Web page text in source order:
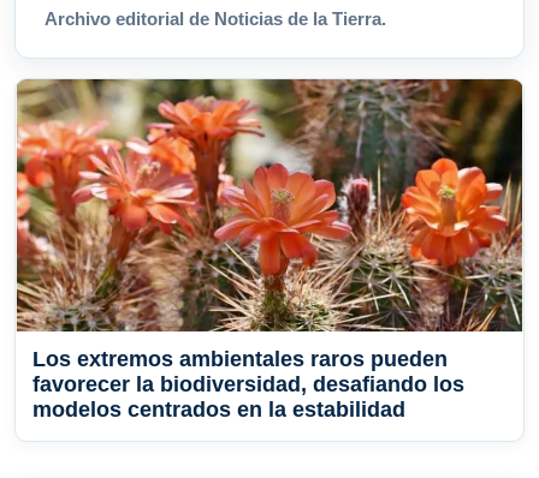
Archivo editorial de Noticias de la Tierra.
Los extremos ambientales raros pueden
favorecer la biodiversidad, desafiando los
modelos centrados en la estabilidad